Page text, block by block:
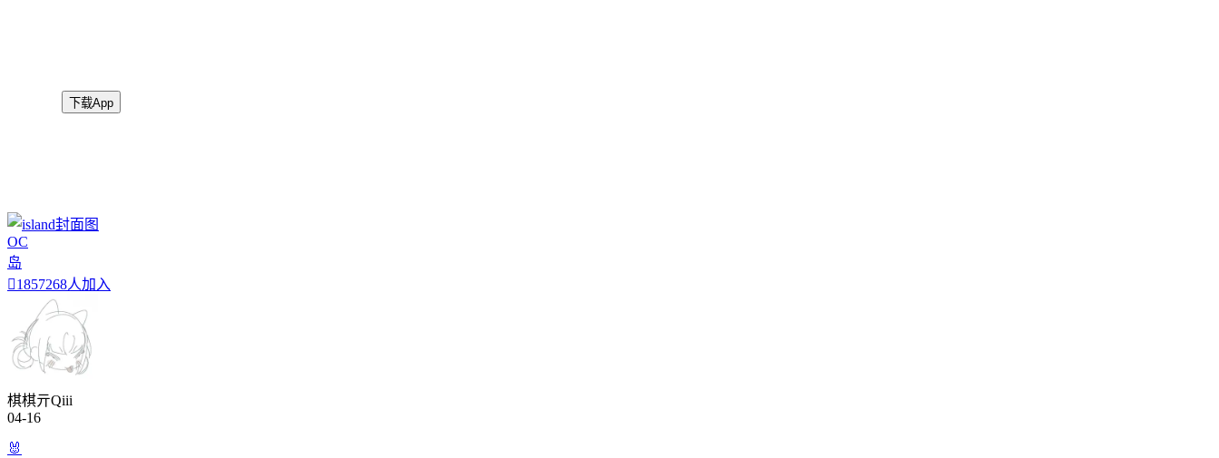
下载App
OC
岛
1857268人加入
棋棋亓Qiii
04-16
🐰